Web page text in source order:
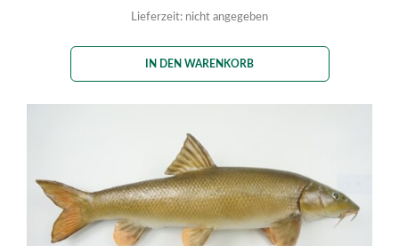
Lieferzeit: nicht angegeben
IN DEN WARENKORB